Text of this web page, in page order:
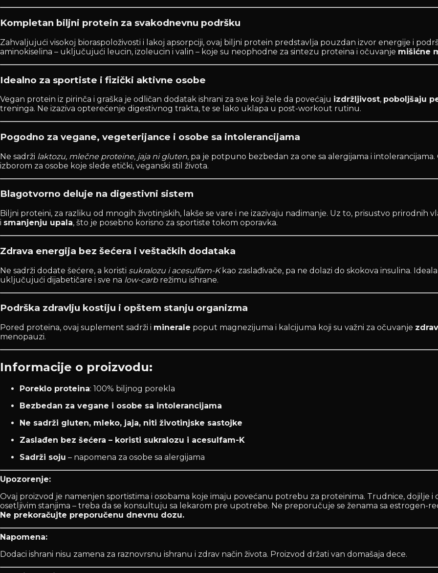
Kompletan biljni protein za svakodnevnu podršku
Zahvaljujući visokoj bioraspoloživosti i lakoj apsorpciji, ovaj biljni protein predstavlja pouzdan izvor energije i
aminokiselina – uključujući leucin, izoleucin i valin – koje su neophodne za sintezu proteina i očuvanje mišićne
Idealno za sportiste i fizički aktivne osobe
Vegan protein iz pirinča i graška je odličan dodatak ishrani za sve koji žele da povećaju izdržljivost, poboljšaju
treninga. Ne izaziva opterećenje digestivnog trakta, te se lako uklapa u post-workout rutinu.
Pogodno za vegane, vegeterijance i osobe sa intolerancijama
Ne sadrži laktozu, mlečne proteine, jaja ni gluten, pa je potpuno bezbedan za one sa alergijama i
izborom za osobe koje slede etički, veganski stil života.
Blagotvorno deluje na digestivni sistem
Biljni proteini, za razliku od mnogih životinjskih, lakše se vare i ne izazivaju nadimanje. Uz to, prisustvo prirodnih
i smanjenju upala, što je posebno korisno za sportiste tokom oporavka.
Zdrava energija bez šećera i veštačkih dodataka
Ne sadrži dodate šećere, a koristi sukralozu i acesulfam-Kkao zaslađivače, pa ne dolazi do skokova insulina.
uključujući dijabetičare i sve na low-carbrežimu ishrane.
Podrška zdravlju kostiju i opštem stanju organizma
Pored proteina, ovaj suplement sadrži i minerale poput magnezijuma i kalcijuma koji su važni za očuvanje
menopauzi.
Informacije o proizvodu:
Poreklo proteina: 100% biljnog porekla
Bezbedan za vegane i osobe sa intolerancijama
Ne sadrži gluten, mleko, jaja, niti životinjske sastojke
Zaslađen bez šećera – koristi sukralozu i acesulfam-K
Sadrži soju – napomena za osobe sa alergijama
Upozorenje:
Ovaj proizvod je namenjen sportistima i osobama koje imaju povećanu potrebu za proteinima. Trudnice, dojilje
osetljivim stanjima – treba da se konsultuju sa lekarom pre upotrebe. Ne preporučuje se ženama sa estrogen-
Ne prekoračujte preporučenu dnevnu dozu.
Napomena:
Dodaci ishrani nisu zamena za raznovrsnu ishranu i zdrav način života. Proizvod držati van domašaja dece.